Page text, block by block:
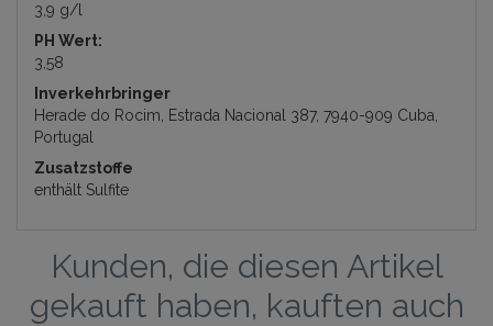
3,9 g/l
PH Wert:
3,58
Inverkehrbringer
Herade do Rocim, Estrada Nacional 387, 7940-909 Cuba,
Portugal
Zusatzstoffe
enthält Sulfite
Kunden, die diesen Artikel
gekauft haben, kauften auch